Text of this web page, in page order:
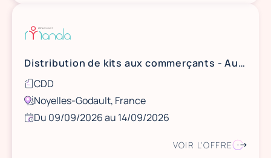
Distribution de kits aux commerçants - Aushopping Noyelles Godault
CDD
Noyelles-Godault, France
Du 09/09/2026 au 14/09/2026
VOIR L'OFFRE